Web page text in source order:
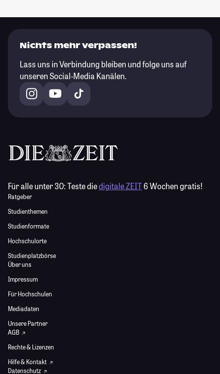
Nichts mehr verpassen!
Lass uns in Verbindung bleiben und folge uns auf
unseren Social-Media Kanälen.
Für alle unter 30:Teste diedigitale ZEIT6 Wochen gratis!
Ratgeber
Studienthemen
Studienformate
Hochschulorte
Studienplatzbörse
Über uns
Impressum
Für Hochschulen
Mediadaten
Unsere Partner
AGB
Rechte & Lizenzen
Hilfe & Kontakt
Datenschutz